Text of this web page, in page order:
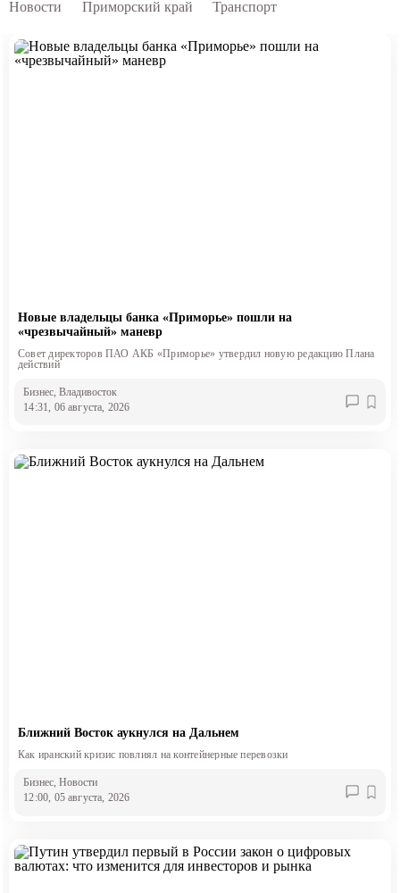
Новости Приморский край Транспорт
Новые владельцы банка «Приморье» пошли на
«чрезвычайный» маневр
Совет директоров ПАО АКБ «Приморье» утвердил новую редакцию Плана
действий
Бизнес, Владивосток
14:31, 06 августа, 2026
Ближний Восток аукнулся на Дальнем
Как иранский кризис повлиял на контейнерные перевозки
Бизнес, Новости
12:00, 05 августа, 2026